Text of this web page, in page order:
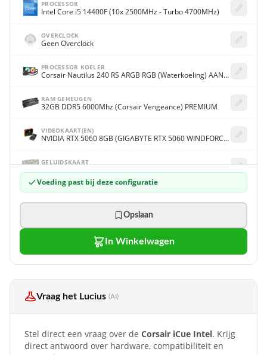
PROCESSOR
Intel Core i5 14400F (10x 2500MHz - Turbo 4700MHz)
OVERCLOCK
Geen Overclock
PROCESSOR KOELER
Corsair Nautilus 240 RS ARGB RGB (Waterkoeling) AANBIEDING
RAM GEHEUGEN
32GB DDR5 6000Mhz (Corsair Vengeance) PREMIUM
VIDEOKAART(EN)
NVIDIA RTX 5060 8GB (GIGABYTE RTX 5060 WINDFORCE OC 8G)
GELUIDSKAART
Onboard 7.1 Surround Sound
1E SOLID STATE DRIVE / HARDE SCHIJF
1000GB (1TB) M.2 Solid State Drive (Crucial E100 1TB)
3E SOLID STATE DRIVE / HARDE SCHIJF
Geen 3e Harde schijf
Geen 4e Harde schijf
Gigabit LAN (100/1000Mbit) aansluiting
DVD/BR BRANDER
Voeding past bij deze configuratie
Opslaan
In Winkelwagen
Vraag het Lucius (AI)
Stel direct een vraag over de Corsair iCue Intel. Krijg
direct antwoord over hardware, compatibiliteit en